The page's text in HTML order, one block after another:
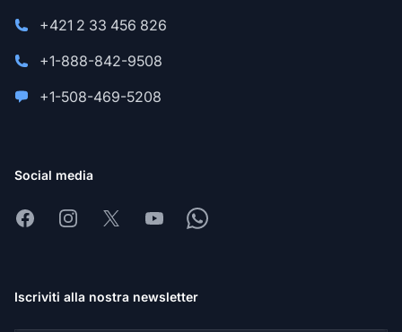
+421 2 33 456 826
+1-888-842-9508
+1-508-469-5208
Social media
FacebookInstagram
X YoutubeWhatsapp
Iscriviti alla nostra newsletter